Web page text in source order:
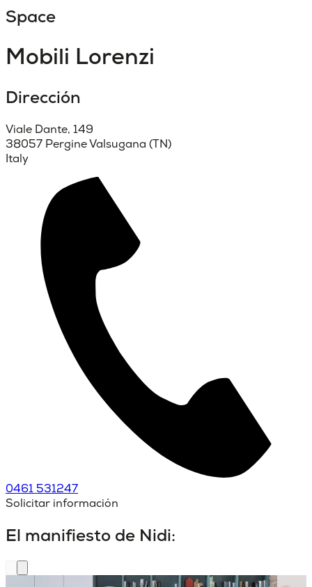
Space
Mobili Lorenzi
Dirección
Viale Dante, 149
38057 Pergine Valsugana (TN)
Italy
0461 531247
Solicitar información
El manifiesto de Nidi: